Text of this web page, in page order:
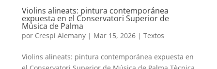
Violins alineats: pintura contemporánea
expuesta en el Conservatori Superior de
Música de Palma
por Crespí Alemany| Mar 15, 2026| Textos
Violins alineats: pintura contemporánea expuesta en